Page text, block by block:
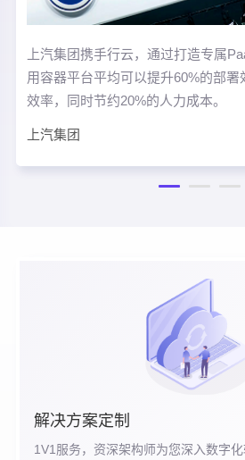
上汽集团携手行云，通过打造专属
用容器平台平均可以提升60%的部
效率，同时节约20%的人力成本。
上汽集团
解决方案定制
1V1服务，资深架构师为您深入数字